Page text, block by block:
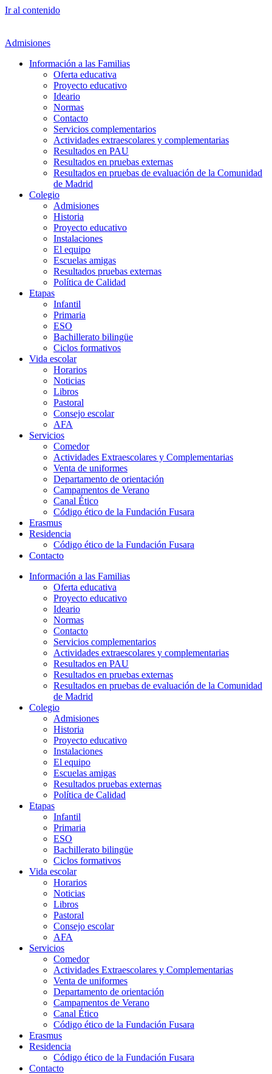
Ir al contenido
Admisiones
Información a las Familias
Oferta educativa
Proyecto educativo
Ideario
Normas
Contacto
Servicios complementarios
Actividades extraescolares y complementarias
Resultados en PAU
Resultados en pruebas externas
Resultados en pruebas de evaluación de la Comunidad
de Madrid
Colegio
Admisiones
Historia
Proyecto educativo
Instalaciones
El equipo
Escuelas amigas
Resultados pruebas externas
Política de Calidad
Etapas
Infantil
Primaria
ESO
Bachillerato bilingüe
Ciclos formativos
Vida escolar
Horarios
Noticias
Libros
Pastoral
Consejo escolar
AFA
Servicios
Comedor
Actividades Extraescolares y Complementarias
Venta de uniformes
Departamento de orientación
Campamentos de Verano
Canal Ético
Código ético de la Fundación Fusara
Erasmus
Residencia
Código ético de la Fundación Fusara
Contacto
Información a las Familias
Oferta educativa
Proyecto educativo
Ideario
Normas
Contacto
Servicios complementarios
Actividades extraescolares y complementarias
Resultados en PAU
Resultados en pruebas externas
Resultados en pruebas de evaluación de la Comunidad
de Madrid
Colegio
Admisiones
Historia
Proyecto educativo
Instalaciones
El equipo
Escuelas amigas
Resultados pruebas externas
Política de Calidad
Etapas
Infantil
Primaria
ESO
Bachillerato bilingüe
Ciclos formativos
Vida escolar
Horarios
Noticias
Libros
Pastoral
Consejo escolar
AFA
Servicios
Comedor
Actividades Extraescolares y Complementarias
Venta de uniformes
Departamento de orientación
Campamentos de Verano
Canal Ético
Código ético de la Fundación Fusara
Erasmus
Residencia
Código ético de la Fundación Fusara
Contacto